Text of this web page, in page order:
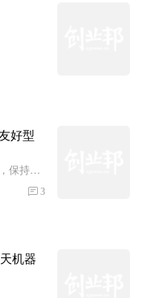
好型
保持城
3
机器